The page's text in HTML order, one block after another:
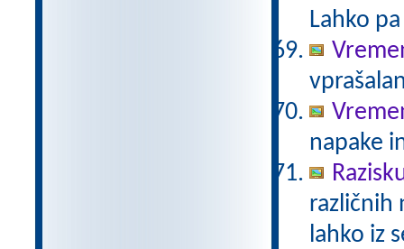
Lahko
napake
različnih
lahko iz